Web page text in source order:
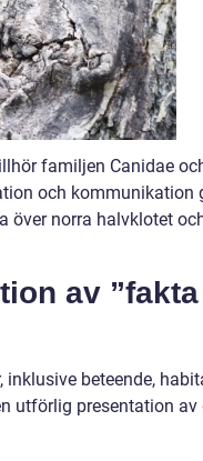
familjen Canidae
och kommunikation
över norra halvklotet
av
beteende,
utförlig presentation av